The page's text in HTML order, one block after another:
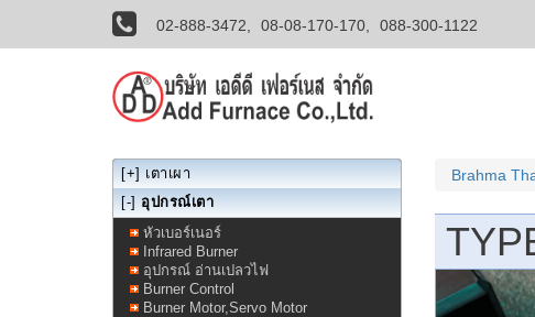
02-888-3472, 08-08-170-170, 088-300-1122
Brahma
[+] เตาเผา
[-] อุปกรณ์เตา
หัวเบอร์เนอร์
Infrared Burner
อุปกรณ์ อ่านเปลวไฟ
Burner Control
Burner Motor,Servo Motor